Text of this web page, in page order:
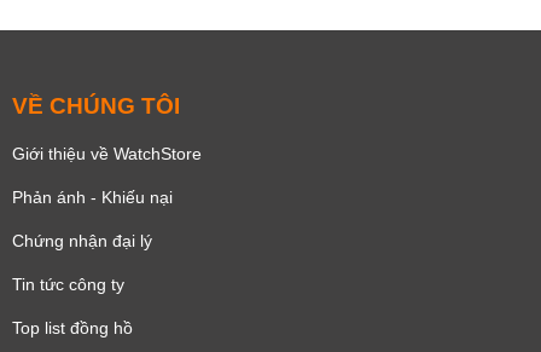
VỀ CHÚNG TÔI
Giới thiệu về WatchStore
Phản ánh - Khiếu nại
Chứng nhận đại lý
Tin tức công ty
Top list đồng hồ